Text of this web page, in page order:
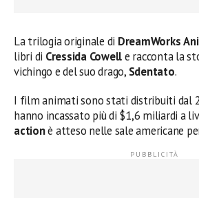
La trilogia originale di DreamWorks
libri di Cressida Cowelle racconta la
vichingo e del suo drago, Sdentato.
I film animati sono stati distribuiti dal
hanno incassato più di $1,6 miliardi a
actionè atteso nelle sale americane